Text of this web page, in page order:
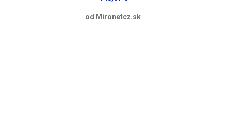
od Mironetcz.sk